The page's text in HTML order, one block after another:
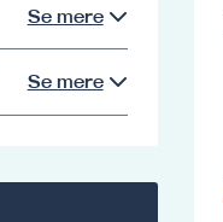
Se mere
Se mere